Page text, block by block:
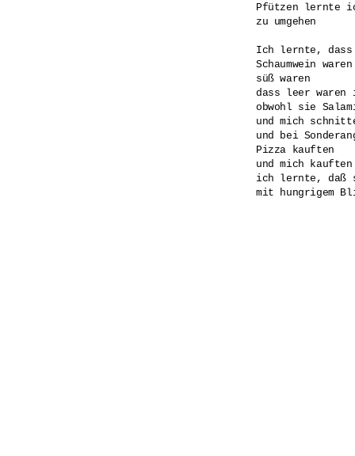
Pfützen lernte
zu umgehen
Ich lernte, dass
Schaumwein waren
süß waren
dass leer waren
obwohl sie
und mich
und bei
Pizza kauften
und mich kauften
ich lernte, daß
mit hungrigem